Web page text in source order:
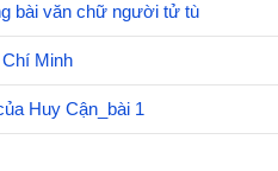
bài văn chữ người tử tù
Chí Minh
Huy Cận_bài 1